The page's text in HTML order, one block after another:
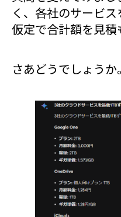
く、各社のサービ
仮定で合計額を見積
さあどうでしょうか。